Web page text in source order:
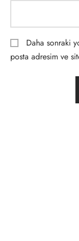
Daha sonraki
posta adresim ve